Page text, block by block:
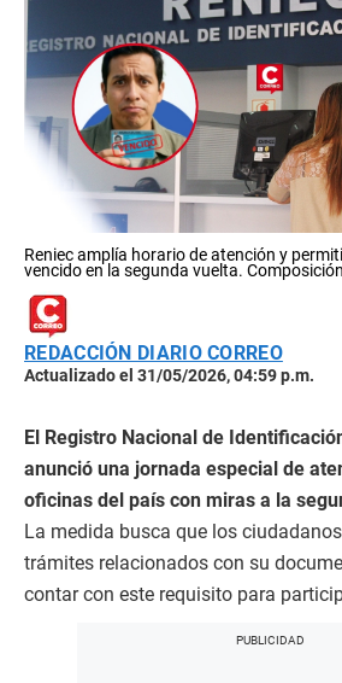
Reniec amplía horario de atención y
vencido en la segunda vuelta.
REDACCIÓN DIARIO CORREO
Actualizado el 31/05/2026, 04:59 p.m.
El Registro Nacional de
anunció una jornada especial de
oficinas del país con miras a la
La medida busca que los
trámites relacionados con su
contar con este requisito para